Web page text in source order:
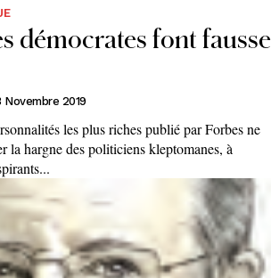
démocrates font fausse
Novembre 2019
les plus riches publié par Forbes ne
la hargne des politiciens kleptomanes, à